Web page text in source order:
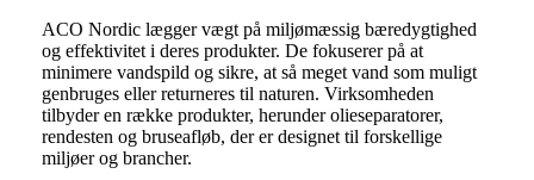
ACO Nordic lægger vægt på miljømæssig bæredygtighed
og effektivitet i deres produkter. De fokuserer på at
minimere vandspild og sikre, at så meget vand som muligt
genbruges eller returneres til naturen. Virksomheden
tilbyder en række produkter, herunder olieseparatorer,
rendesten og bruseafløb, der er designet til forskellige
miljøer og brancher.